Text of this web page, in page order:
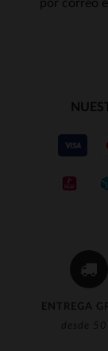
ENTREGA
desde 50
por correo